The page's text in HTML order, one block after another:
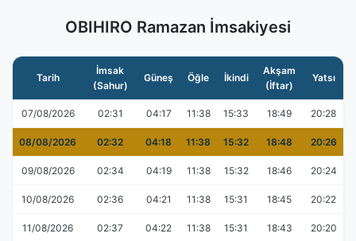
OBIHIRO Ramazan İmsakiyesi
Tarih
İmsak
(Sahur)
Güneş Öğle İkindi
Akşam
(İftar)
Yatsı
07/08/2026 02:31 04:17 11:38 15:33 18:49 20:28
08/08/2026 02:32 04:18 11:38 15:32 18:48 20:26
09/08/2026 02:34 04:19 11:38 15:32 18:46 20:24
10/08/2026 02:36 04:21 11:38 15:31 18:45 20:22
11/08/2026 02:37 04:22 11:38 15:31 18:43 20:20